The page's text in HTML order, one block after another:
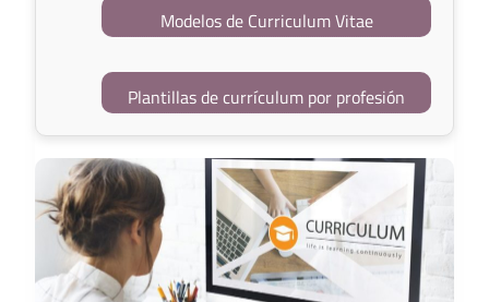
Modelos de Curriculum Vitae
Plantillas de currículum por profesión